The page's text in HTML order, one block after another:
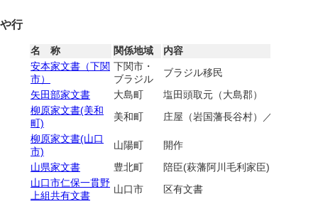
や行
名 称 関係地域
内容
安本家文書（下関
市）
下関市・
ブラジル
ブラジル移民
矢田部家文書
大島町
塩田頭取元（大島郡）
柳原家文書(美和
町)
美和町
庄屋（岩国藩長谷村）／岩国藩撫
柳原家文書(山口
市)
山陽町
開作
山県家文書
豊北町
陪臣(萩藩阿川毛利家臣)
山口市仁保一貫野
上組共有文書
山口市
区有文書